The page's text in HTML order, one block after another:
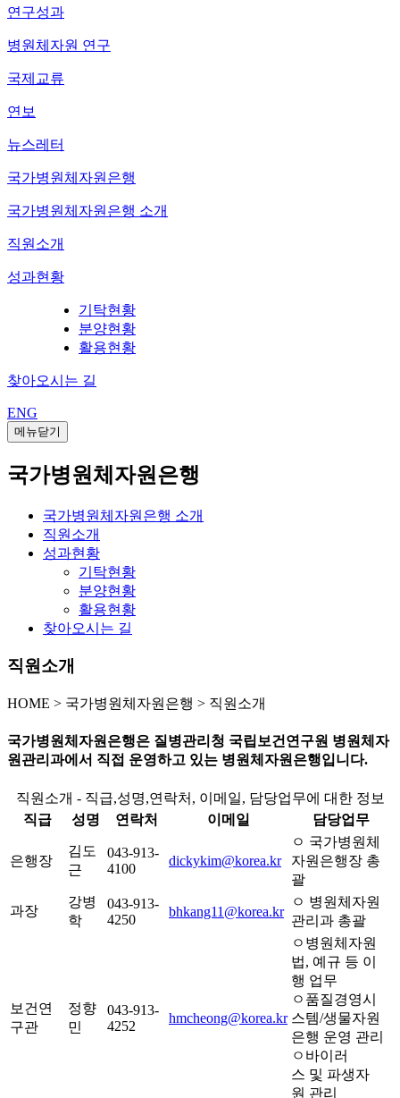
연구성과
병원체자원 연구
국제교류
연보
뉴스레터
국가병원체자원은행
국가병원체자원은행 소개
직원소개
성과현황
기탁현황
분양현황
활용현황
찾아오시는 길
ENG
메뉴닫기
국가병원체자원은행
국가병원체자원은행 소개
직원소개
성과현황
기탁현황
분양현황
활용현황
찾아오시는 길
직원소개
HOME > 국가병원체자원은행 > 직원소개
국가병원체자원은행은 질병관리청 국립보건연구원 병원체자
원관리과에서 직접 운영하고 있는 병원체자원은행입니다.
직원소개 - 직급,성명,연락처, 이메일, 담당업무에 대한 정보
직급
성명 연락처 이메일 담당업무
은행장
김도
근
043-913-
4100
dickykim@korea.kr
ㅇ 국가병원체
자원은행장 총
괄
과장
강병
학
043-913-
4250
bhkang11@korea.kr
ㅇ 병원체자원
관리과 총괄
보건연
구관
정향
민
043-913-
4252
hmcheong@korea.kr
ㅇ병원체자원
법, 예규 등 이
행 업무
ㅇ품질경영시
스템/생물자원
은행 운영 관리
ㅇ바이러
스 및 파생자
원 관리